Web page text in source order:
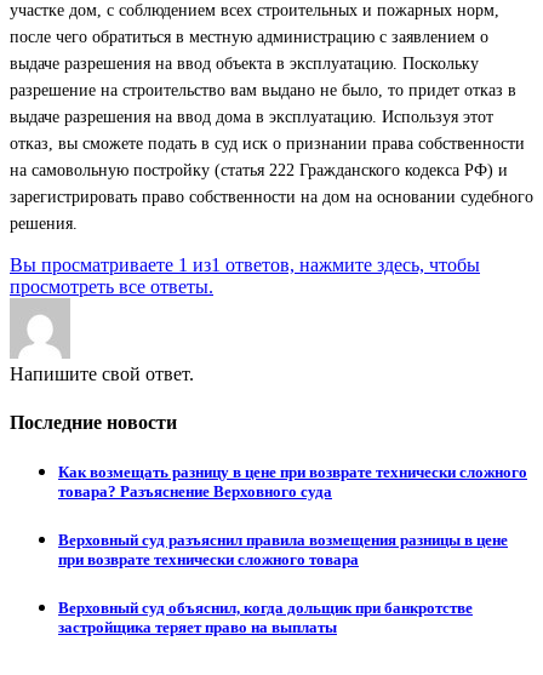
участке дом, с соблюдением всех строительных и пожарных норм,
после чего обратиться в местную администрацию с заявлением о
выдаче разрешения на ввод объекта в эксплуатацию. Поскольку
разрешение на строительство вам выдано не было, то придет отказ в
выдаче разрешения на ввод дома в эксплуатацию. Используя этот
отказ, вы сможете подать в суд иск о признании права собственности
на самовольную постройку (статья 222 Гражданского кодекса РФ) и
зарегистрировать право собственности на дом на основании судебного
решения.
Вы просматриваете 1 из1 ответов, нажмите здесь, чтобы
просмотреть все ответы.
Напишите свой ответ.
Последние новости
Как возмещать разницу в цене при возврате технически сложного
товара? Разъяснение Верховного суда
Верховный суд разъяснил правила возмещения разницы в цене
при возврате технически сложного товара
Верховный суд объяснил, когда дольщик при банкротстве
застройщика теряет право на выплаты